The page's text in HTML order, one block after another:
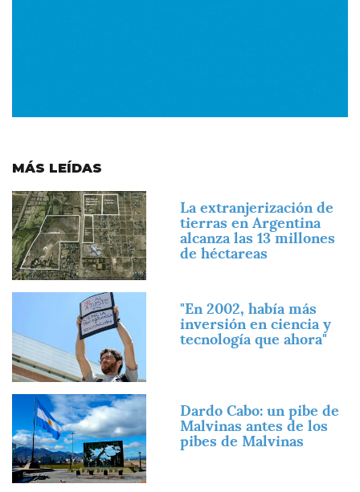
MÁS LEÍDAS
Imagen
La extranjerización de
tierras en Argentina
alcanza las 13 millones
de héctareas
"En 2002, había más
inversión en ciencia y
tecnología que ahora"
Imagen
Dardo Cabo: un pibe de
Malvinas antes de los
pibes de Malvinas